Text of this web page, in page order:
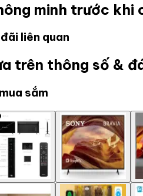
minh trước khi
liên quan
trên thông số &
sắm